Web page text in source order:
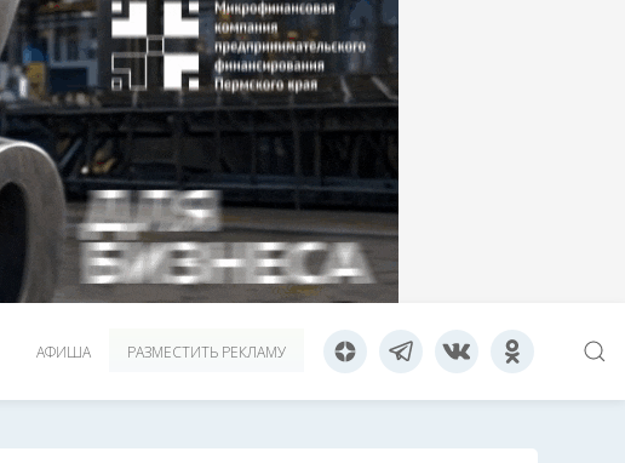
АФИША РАЗМЕСТИТЬ РЕКЛАМУ